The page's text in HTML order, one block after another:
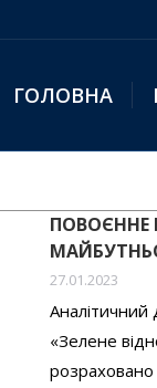
ГОЛОВНА
ПОВОЄННЕ
27.01.2023
Аналітичний
«Зелене
розраховано